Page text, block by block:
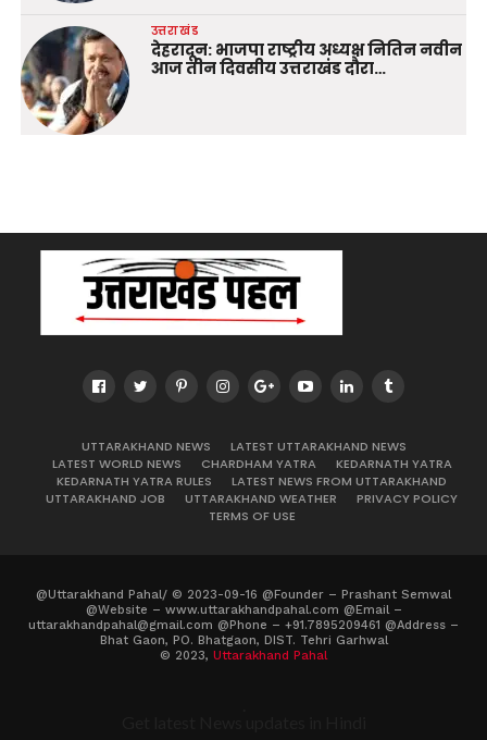
उत्तराखंड
देहरादून: भाजपा राष्ट्रीय अध्यक्ष नितिन नवीन
आज तीन दिवसीय उत्तराखंड दौरा…
UTTARAKHAND NEWS
LATEST UTTARAKHAND NEWS
LATEST WORLD NEWS
CHARDHAM YATRA
KEDARNATH YATRA
KEDARNATH YATRA RULES
LATEST NEWS FROM UTTARAKHAND
UTTARAKHAND JOB
UTTARAKHAND WEATHER
PRIVACY POLICY
TERMS OF USE
@Uttarakhand Pahal/ © 2023-09-16 @Founder – Prashant Semwal
@Website – www.uttarakhandpahal.com @Email –
uttarakhandpahal@gmail.com @Phone – +91.7895209461 @Address –
Bhat Gaon, PO. Bhatgaon, DIST. Tehri Garhwal
© 2023, Uttarakhand Pahal